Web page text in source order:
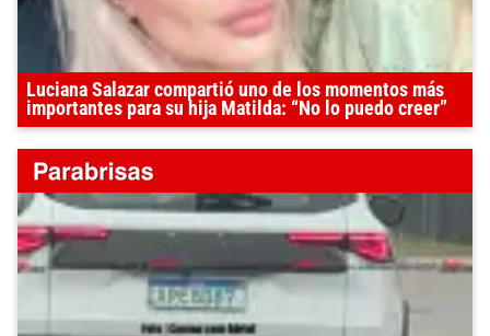
Luciana Salazar compartió uno de los momentos más
importantes para su hija Matilda: “No lo puedo creer”